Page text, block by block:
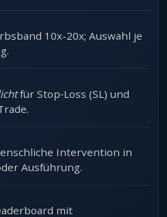
10x-20x; Auswahl je
für Stop‑Loss (SL) und
Intervention in
Ausführung.
mit